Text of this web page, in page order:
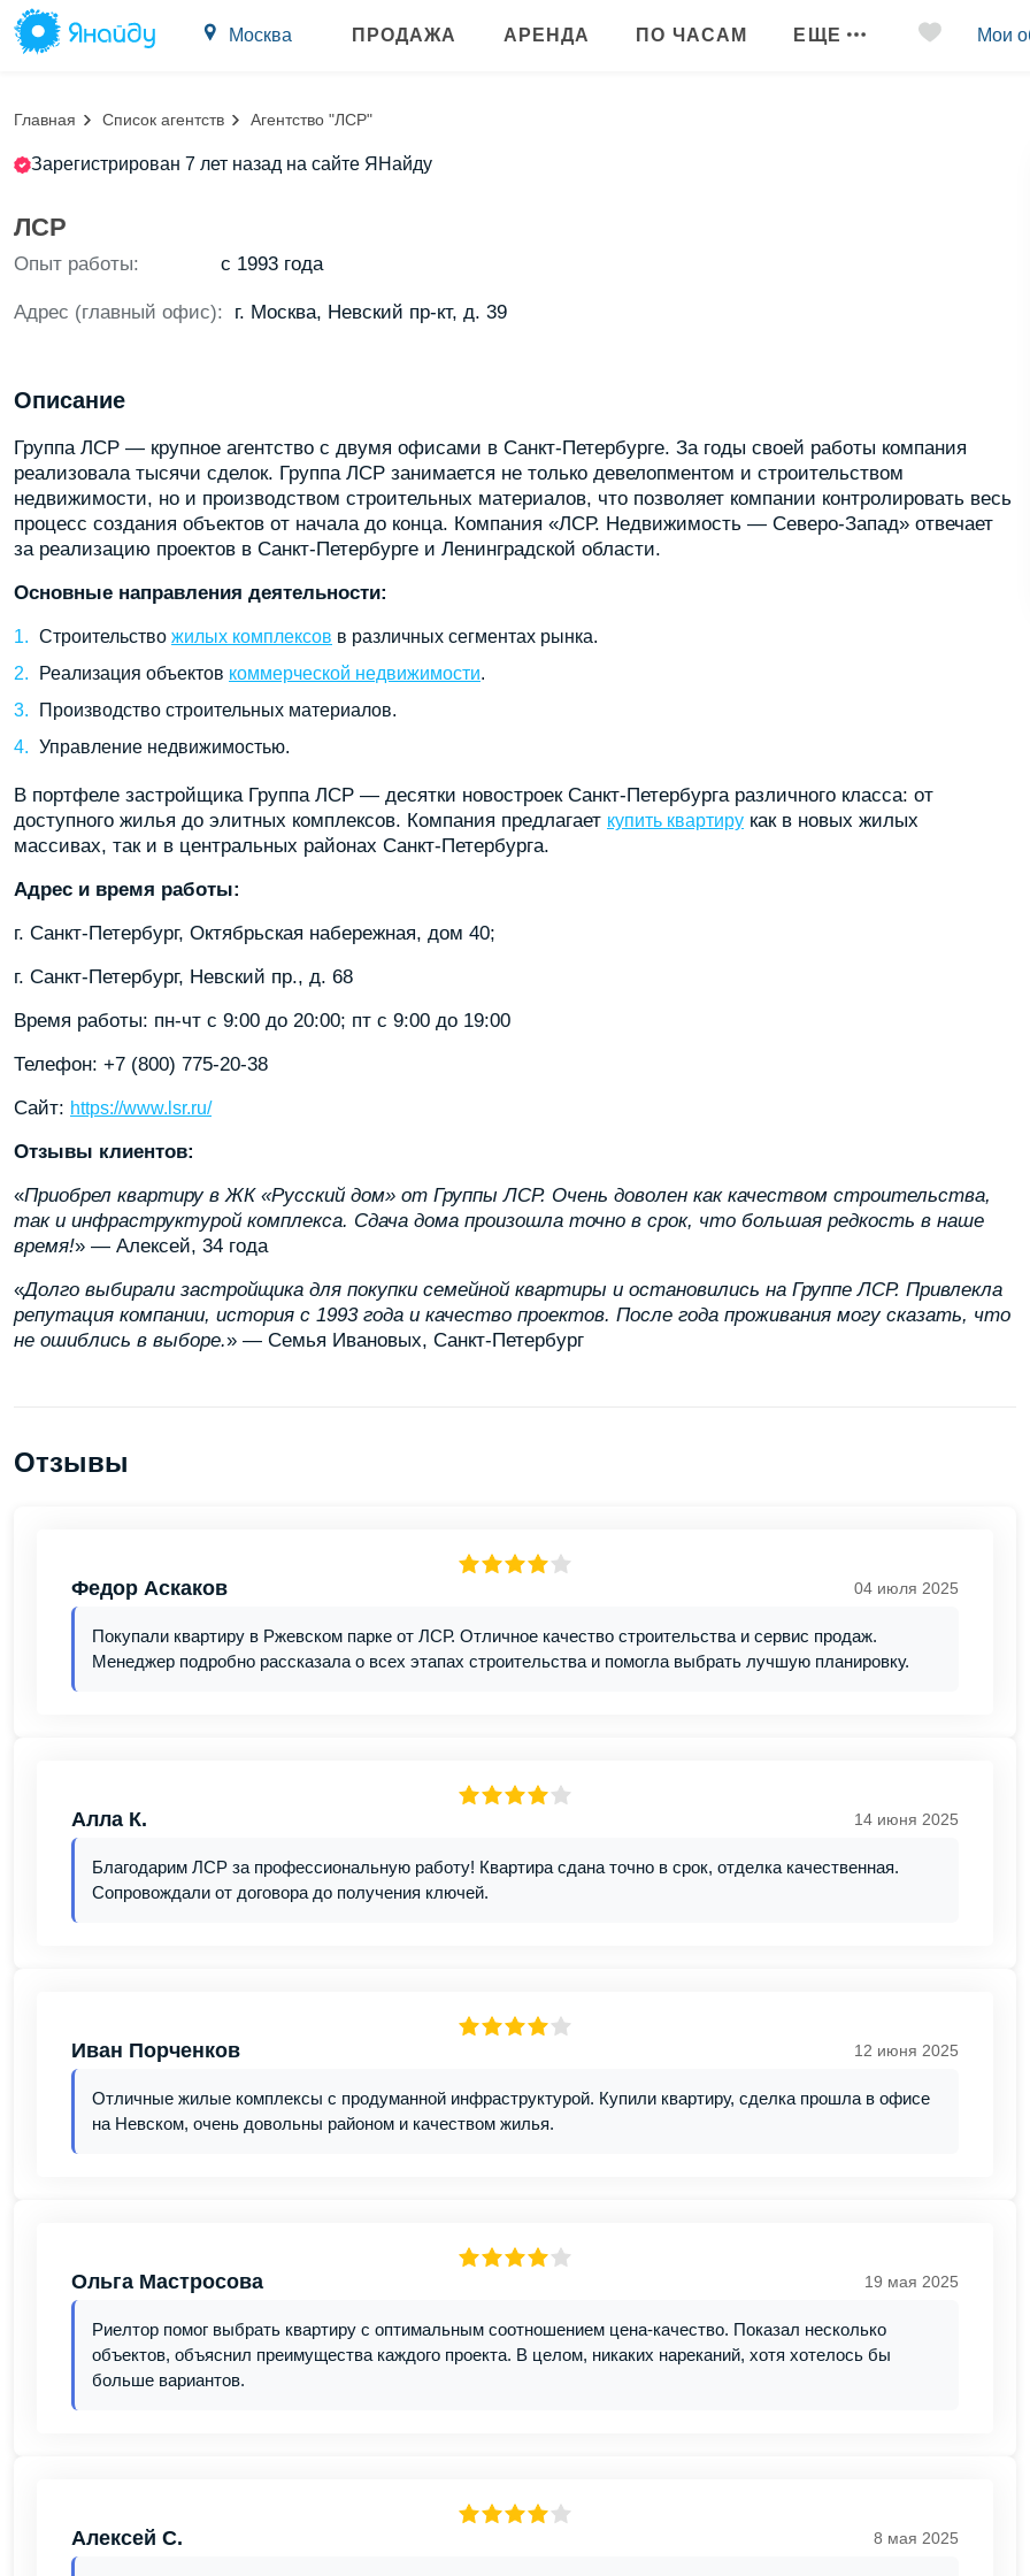
Москва ПРОДАЖА АРЕНДА ПО ЧАСАМ ЕЩЕ Мои
Главная Список агентств Агентство "ЛСР"
Зарегистрирован 7 лет назад на сайте ЯНайду
ЛСР
Опыт работы: с 1993 года
Адрес (главный офис): г. Москва, Невский пр-кт, д. 39
Описание
Группа ЛСР — крупное агентство с двумя офисами в Санкт-Петербурге. За годы своей работы компания
реализовала тысячи сделок. Группа ЛСР занимается не только девелопментом и строительством
недвижимости, но и производством строительных материалов, что позволяет компании контролировать весь
процесс создания объектов от начала до конца. Компания «ЛСР. Недвижимость — Северо-Запад» отвечает
за реализацию проектов в Санкт-Петербурге и Ленинградской области.
Основные направления деятельности:
Строительство жилых комплексов в различных сегментах рынка.
Реализация объектов коммерческой недвижимости.
Производство строительных материалов.
Управление недвижимостью.
В портфеле застройщика Группа ЛСР — десятки новостроек Санкт-Петербурга различного класса: от
доступного жилья до элитных комплексов. Компания предлагает купить квартиру как в новых жилых
массивах, так и в центральных районах Санкт-Петербурга.
Адрес и время работы:
г. Санкт-Петербург, Октябрьская набережная, дом 40;
г. Санкт-Петербург, Невский пр., д. 68
Время работы: пн-чт с 9:00 до 20:00; пт с 9:00 до 19:00
Телефон: +7 (800) 775-20-38
Сайт: https://www.lsr.ru/
Отзывы клиентов:
«Приобрел квартиру в ЖК «Русский дом» от Группы ЛСР. Очень доволен как качеством строительства,
так и инфраструктурой комплекса. Сдача дома произошла точно в срок, что большая редкость в наше
время!» — Алексей, 34 года
«Долго выбирали застройщика для покупки семейной квартиры и остановились на Группе ЛСР. Привлекла
репутация компании, история с 1993 года и качество проектов. После года проживания могу сказать, что
не ошиблись в выборе.» — Семья Ивановых, Санкт-Петербург
Отзывы
Федор Аскаков 04 июля 2025
Покупали квартиру в Ржевском парке от ЛСР. Отличное качество строительства и сервис продаж.
Менеджер подробно рассказала о всех этапах строительства и помогла выбрать лучшую планировку.
Алла К. 14 июня 2025
Благодарим ЛСР за профессиональную работу! Квартира сдана точно в срок, отделка качественная.
Сопровождали от договора до получения ключей.
Иван Порченков 12 июня 2025
Отличные жилые комплексы с продуманной инфраструктурой. Купили квартиру, сделка прошла в офисе
на Невском, очень довольны районом и качеством жилья.
Ольга Мастросова 19 мая 2025
Риелтор помог выбрать квартиру с оптимальным соотношением цена-качество. Показал несколько
объектов, объяснил преимущества каждого проекта. В целом, никаких нареканий, хотя хотелось бы
больше вариантов.
Алексей С. 8 мая 2025